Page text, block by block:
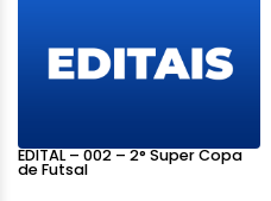
EDITAL – 002 – 2° Super Copa
de Futsal